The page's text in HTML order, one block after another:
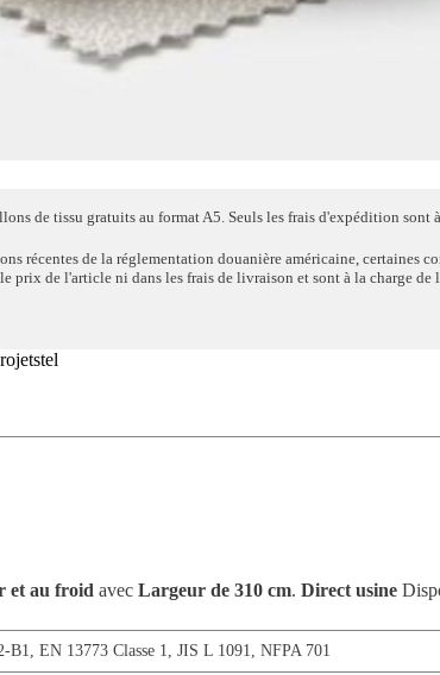
de tissu gratuits au format A5. Seuls les frais d'expédition sont
récentes de la réglementation douanière américaine, certaines
prix de l'article ni dans les frais de livraison et sont à la charge de
et au froid avec Largeur de 310 cm. Direct usine
B1 EN 13773 Classe 1 JIS L 1091 NFPA 701